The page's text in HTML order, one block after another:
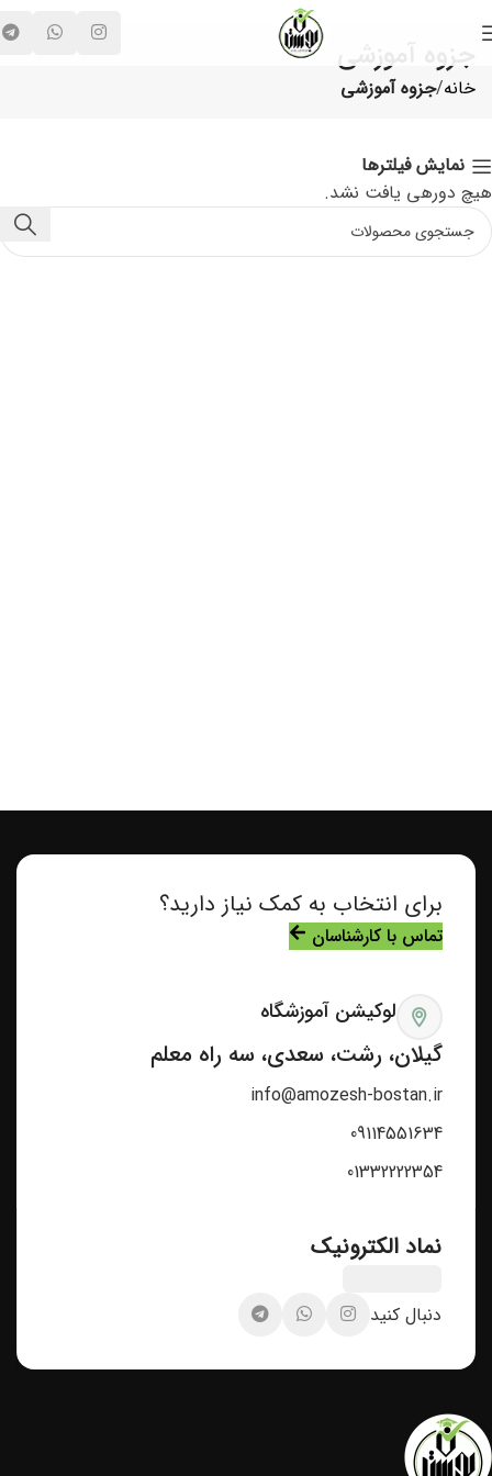
جزوه آموزشی
خانه جزوه آموزشی
نمایش فیلترها
هیچ دورهی یافت نشد.
برای انتخاب به کمک نیاز دارید؟
تماس با کارشناسان
لوکیشن آموزشگاه
گیلان، رشت، سعدی، سه راه معلم
info@amozesh-bostan.ir
09114551634
01332222354
نماد الکترونیک
دنبال کنید